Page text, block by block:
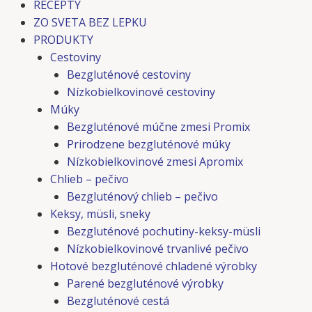
RECEPTY
ZO SVETA BEZ LEPKU
PRODUKTY
Cestoviny
Bezgluténové cestoviny
Nízkobielkovinové cestoviny
Múky
Bezgluténové múčne zmesi Promix
Prirodzene bezgluténové múky
Nízkobielkovinové zmesi Apromix
Chlieb – pečivo
Bezgluténový chlieb – pečivo
Keksy, müsli, sneky
Bezgluténové pochutiny-keksy-müsli
Nízkobielkovinové trvanlivé pečivo
Hotové bezgluténové chladené výrobky
Parené bezgluténové výrobky
Bezgluténové cestá